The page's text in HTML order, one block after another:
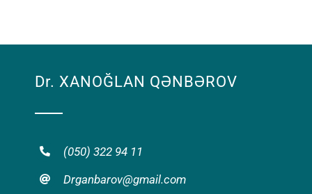
Dr. XANOĞLAN QƏNBƏROV
(050) 322 94 11
Drganbarov@gmail.com